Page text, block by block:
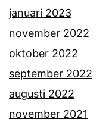
januari 2023
november 2022
oktober 2022
september 2022
augusti 2022
november 2021